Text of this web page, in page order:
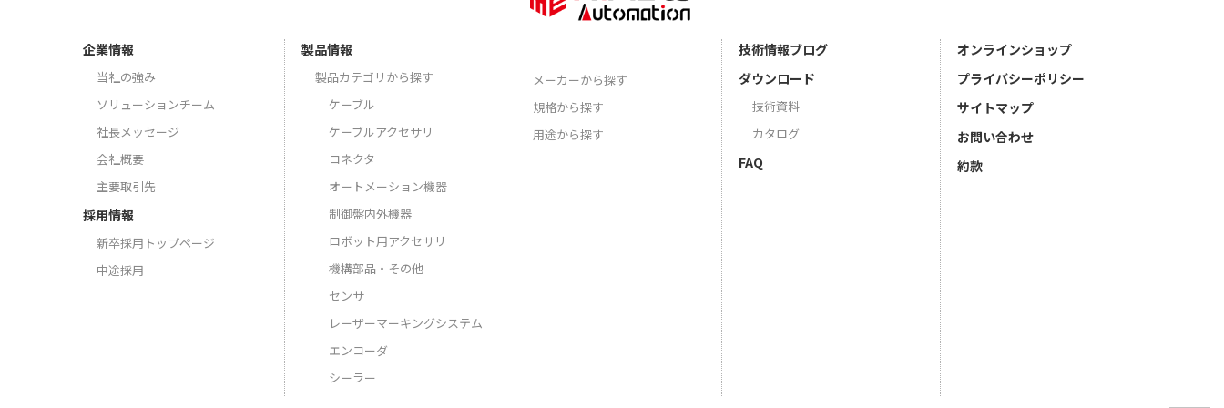
企業情報
当社の強み
ソリューションチーム
社長メッセージ
会社概要
主要取引先
採用情報
新卒採用トップページ
中途採用
製品情報
製品カテゴリから探す
ケーブル
ケーブルアクセサリ
コネクタ
オートメーション機器
制御盤内外機器
ロボット用アクセサリ
機構部品・その他
センサ
レーザーマーキングシステム
エンコーダ
シーラー
メーカーから探す
規格から探す
用途から探す
技術情報ブログ
ダウンロード
技術資料
カタログ
FAQ
オンラインショップ
プライバシーポリシー
サイトマップ
お問い合わせ
約款